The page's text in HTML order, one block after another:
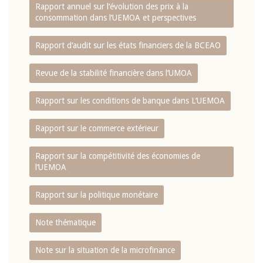
Rapport annuel sur l‘évolution des prix à la
consommation dans l‘UEMOA et perspectives
Rapport d‘audit sur les états financiers de la BCEAO
Revue de la stabilité financière dans l‘UMOA
Rapport sur les conditions de banque dans L‘UEMOA
Rapport sur le commerce extérieur
Rapport sur la compétitivité des économies de
l‘UEMOA
Rapport sur la politique monétaire
Note thématique
Note sur la situation de la microfinance